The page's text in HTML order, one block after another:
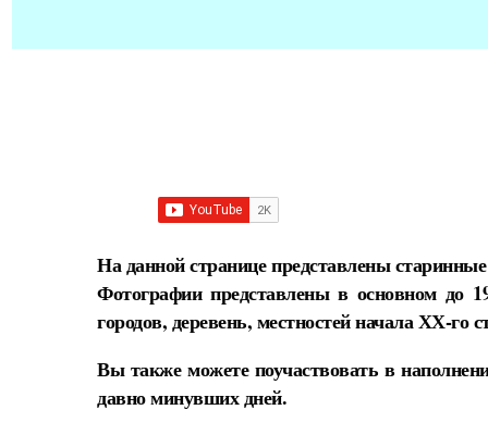
На данной странице представлены
Фотографии представлены в основном до
городов, деревень, местностей начала ХХ-го
Вы также можете поучаствовать в
давно минувших дней.